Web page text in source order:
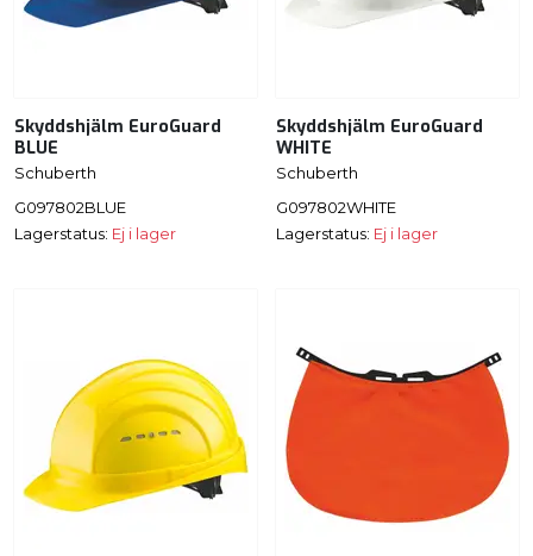
Skyddshjälm EuroGuard
BLUE
Schuberth
G097802BLUE
Lagerstatus: Ej i lager
Skyddshjälm EuroGuard
WHITE
Schuberth
G097802WHITE
Lagerstatus: Ej i lager